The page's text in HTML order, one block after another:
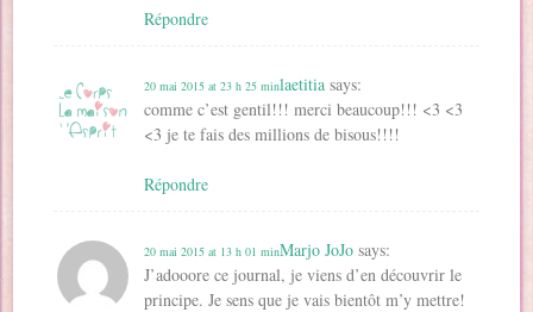
Répondre
laetitia says:
20 mai 2015 at 23 h 25 min
comme c’est gentil!!! merci beaucoup!!! <3 <3
<3 je te fais des millions de bisous!!!!
Répondre
Marjo JoJo says:
20 mai 2015 at 13 h 01 min
J’adooore ce journal, je viens d’en découvrir le
principe. Je sens que je vais bientôt m’y mettre!